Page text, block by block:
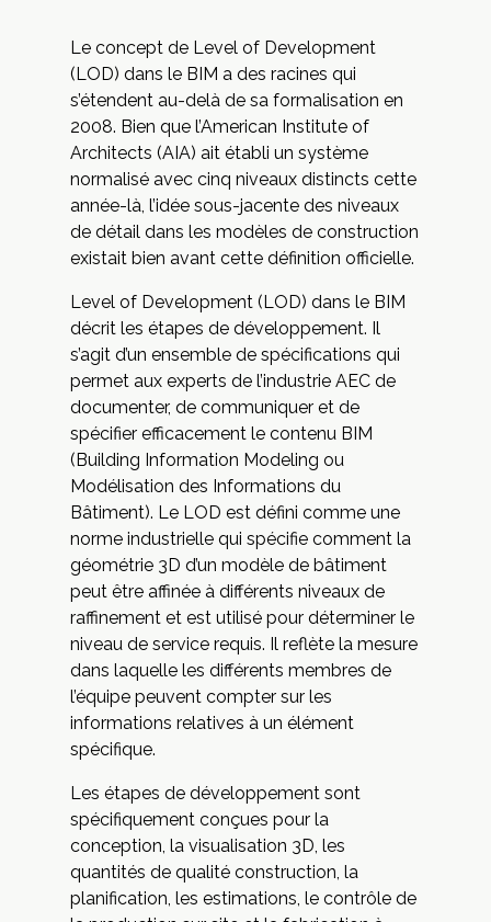
Le concept de Level of Development
(LOD) dans le BIM a des racines qui
s’étendent au-delà de sa formalisation en
2008. Bien que l’American Institute of
Architects (AIA) ait établi un système
normalisé avec cinq niveaux distincts cette
année-là, l’idée sous-jacente des niveaux
de détail dans les modèles de construction
existait bien avant cette définition officielle.
Level of Development (LOD) dans le BIM
décrit les étapes de développement. Il
s’agit d’un ensemble de spécifications qui
permet aux experts de l’industrie AEC de
documenter, de communiquer et de
spécifier efficacement le contenu BIM
(Building Information Modeling ou
Modélisation des Informations du
Bâtiment). Le LOD est défini comme une
norme industrielle qui spécifie comment la
géométrie 3D d’un modèle de bâtiment
peut être affinée à différents niveaux de
raffinement et est utilisé pour déterminer le
niveau de service requis. Il reflète la mesure
dans laquelle les différents membres de
l’équipe peuvent compter sur les
informations relatives à un élément
spécifique.
Les étapes de développement sont
spécifiquement conçues pour la
conception, la visualisation 3D, les
quantités de qualité construction, la
planification, les estimations, le contrôle de